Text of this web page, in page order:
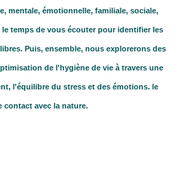
mentale, émotionnelle, familiale, sociale,
temps de vous écouter pour identifier les
Puis, ensemble, nous explorerons des
de l'hygiène de vie à travers une
l'équilibre du stress et des émotions. le
contact avec la nature.